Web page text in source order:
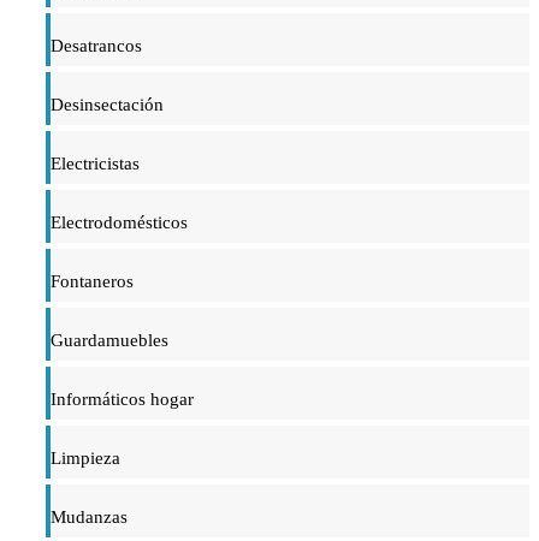
Desatrancos
Desinsectación
Electricistas
Electrodomésticos
Fontaneros
Guardamuebles
Informáticos hogar
Limpieza
Mudanzas